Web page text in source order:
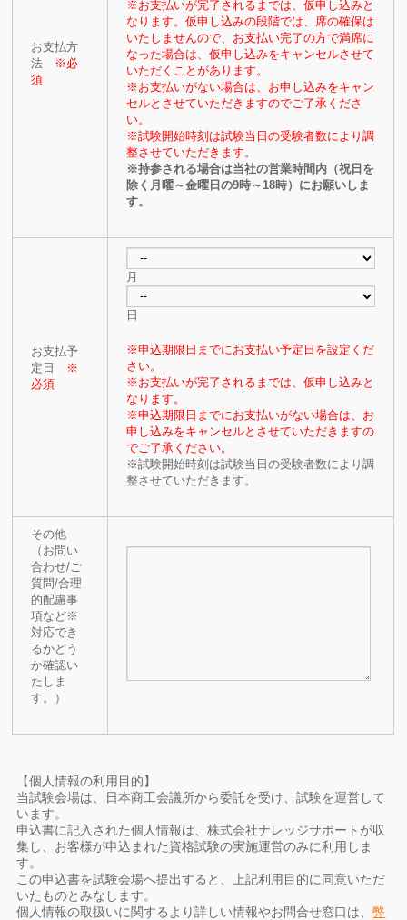
お支払方
法
※必
須
※お支払いが完了されるまでは、仮申し込みと
なります。仮申し込みの段階では、席の確保は
いたしませんので、お支払い完了の方で満席に
なった場合は、仮申し込みをキャンセルさせて
いただくことがあります。
※お支払いがない場合は、お申し込みをキャン
セルとさせていただきますのでご了承くださ
い。
※試験開始時刻は試験当日の受験者数により調
整させていただきます。
※持参される場合は当社の営業時間内（祝日を
除く月曜～金曜日の9時～18時）にお願いしま
す。
お支払予
定日
※
必須
月
日
※申込期限日までにお支払い予定日を設定くだ
さい。
※お支払いが完了されるまでは、仮申し込みと
なります。
※申込期限日までにお支払いがない場合は、お
申し込みをキャンセルとさせていただきますの
でご了承ください。
※試験開始時刻は試験当日の受験者数により調
整させていただきます。
その他
（お問い
合わせ/ご
質問/合理
的配慮事
項など※
対応でき
るかどう
か確認い
たしま
す。）
【個人情報の利用目的】
当試験会場は、日本商工会議所から委託を受け、試験を運営して
います。
申込書に記入された個人情報は、株式会社ナレッジサポートが収
集し、お客様が申込まれた資格試験の実施運営のみに利用しま
す。
この申込書を試験会場へ提出すると、上記利用目的に同意いただ
いたものとみなします。
個人情報の取扱いに関するより詳しい情報やお問合せ窓口は、弊